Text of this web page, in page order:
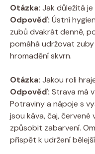
Otázka: Jak důležitá
Odpověď: Ústní
zubů dvakrát denně,
pomáhá udržovat
hromadění skvrn.
Otázka: Jakou roli
Odpověď: Strava má
Potraviny a nápoje s
jsou káva, čaj,
způsobit zabarvení.
přispět k udržení